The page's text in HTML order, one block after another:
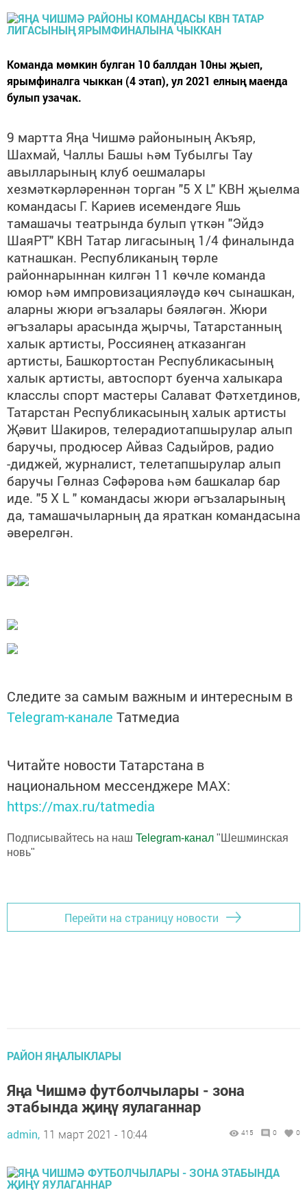
Команда мөмкин булган 10 баллдан 10ны җыеп,
ярымфиналга чыккан (4 этап), ул 2021 елның маенда
булып узачак.
9 мартта Яңа Чишмә районының Акъяр,
Шахмай, Чаллы Башы һәм Тубылгы Тау
авылларының клуб оешмалары
хезмәткәрләреннән торган "5 X L" КВН җыелма
командасы Г. Кариев исемендәге Яшь
тамашачы театрында булып үткән "Эйдэ
ШаяРТ" КВН Татар лигасының 1/4 финалында
катнашкан. Республиканың төрле
районнарыннан килгән 11 көчле команда
юмор һәм импровизацияләүдә көч сынашкан,
аларны жюри әгъзалары бәяләгән. Жюри
әгъзалары арасында җырчы, Татарстанның
халык артисты, Россиянең атказанган
артисты, Башкортостан Республикасының
халык артисты, автоспорт буенча халыкара
класслы спорт мастеры Салават Фәтхетдинов,
Татарстан Республикасының халык артисты
Җәвит Шакиров, телерадиотапшырулар алып
баручы, продюсер Айваз Садыйров, радио
-диджей, журналист, телетапшырулар алып
баручы Гөлназ Сәфәрова һәм башкалар бар
иде. "5 X L " командасы жюри әгъзаларының
да, тамашачыларның да яраткан командасына
әверелгән.
Следите за самым важным и интересным в
Telegram-канале Татмедиа
Читайте новости Татарстана в
национальном мессенджере MАХ:
https://max.ru/tatmedia
Подписывайтесь на наш Telegram-канал "Шешминская
новь"
Перейти на страницу новости
РАЙОН ЯҢАЛЫКЛАРЫ
Яңа Чишмә футболчылары - зона
этабында җиңү яулаганнар
admin, 11 март 2021 - 10:44 415 0 0